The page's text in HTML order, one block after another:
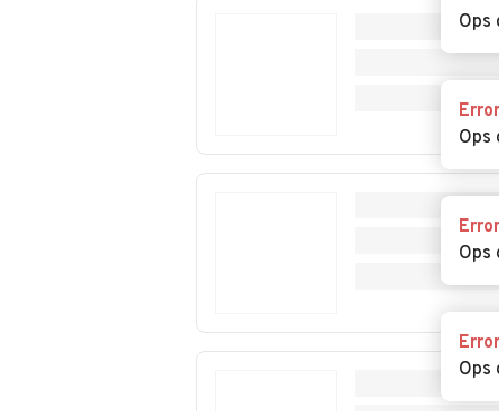
Auto usate
Auto usate
Vallermosa
Auto usate
Ops
Error
Ops
Error
Ops
Error
Ops